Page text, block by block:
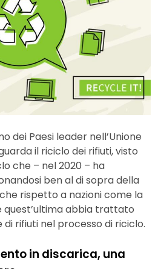
dei Paesi leader nell’Unione
il riciclo dei rifiuti, visto
che – nel 2020 – ha
ben al di sopra della
rispetto a nazioni come la
quest’ultima abbia trattato
rifiuti nel processo di riciclo.
in discarica, una